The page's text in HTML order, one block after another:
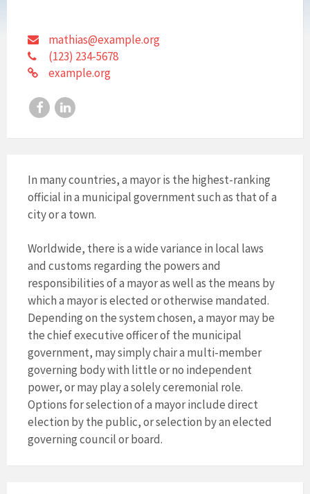
mathias@example.org
(123) 234-5678
example.org
FacebookLinkedIn
In many countries, a mayor is the highest-ranking
official in a municipal government such as that of a
city or a town.
Worldwide, there is a wide variance in local laws
and customs regarding the powers and
responsibilities of a mayor as well as the means by
which a mayor is elected or otherwise mandated.
Depending on the system chosen, a mayor may be
the chief executive officer of the municipal
government, may simply chair a multi-member
governing body with little or no independent
power, or may play a solely ceremonial role.
Options for selection of a mayor include direct
election by the public, or selection by an elected
governing council or board.